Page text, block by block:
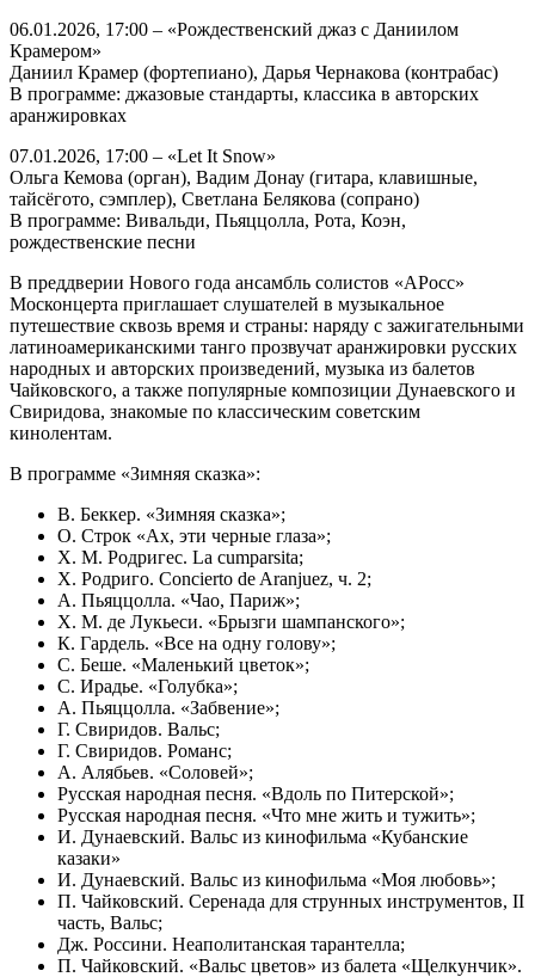
06.01.2026, 17:00 – «Рождественский джаз с Даниилом
Крамером»
Даниил Крамер (фортепиано), Дарья Чернакова (контрабас)
В программе: джазовые стандарты, классика в авторских
аранжировках
07.01.2026, 17:00 – «Let It Snow»
Ольга Кемова (орган), Вадим Донау (гитара, клавишные,
тайсёгото, сэмплер), Светлана Белякова (сопрано)
В программе: Вивальди, Пьяццолла, Рота, Коэн,
рождественские песни
В преддверии Нового года ансамбль солистов «АРосс»
Москонцерта приглашает слушателей в музыкальное
путешествие сквозь время и страны: наряду с зажигательными
латиноамериканскими танго прозвучат аранжировки русских
народных и авторских произведений, музыка из балетов
Чайковского, а также популярные композиции Дунаевского и
Свиридова, знакомые по классическим советским
кинолентам.
В программе «Зимняя сказка»:
В. Беккер. «Зимняя сказка»;
О. Строк «Ах, эти черные глаза»;
Х. М. Родригес. La cumparsita;
Х. Родриго. Concierto de Aranjuez, ч. 2;
А. Пьяццолла. «Чао, Париж»;
Х. М. де Лукьеси. «Брызги шампанского»;
К. Гардель. «Все на одну голову»;
С. Беше. «Маленький цветок»;
С. Ирадье. «Голубка»;
А. Пьяццолла. «Забвение»;
Г. Свиридов. Вальс;
Г. Свиридов. Романс;
А. Алябьев. «Соловей»;
Русская народная песня. «Вдоль по Питерской»;
Русская народная песня. «Что мне жить и тужить»;
И. Дунаевский. Вальс из кинофильма «Кубанские
казаки»
И. Дунаевский. Вальс из кинофильма «Моя любовь»;
П. Чайковский. Серенада для струнных инструментов, II
часть, Вальс;
Дж. Россини. Неаполитанская тарантелла;
П. Чайковский. «Вальс цветов» из балета «Щелкунчик».